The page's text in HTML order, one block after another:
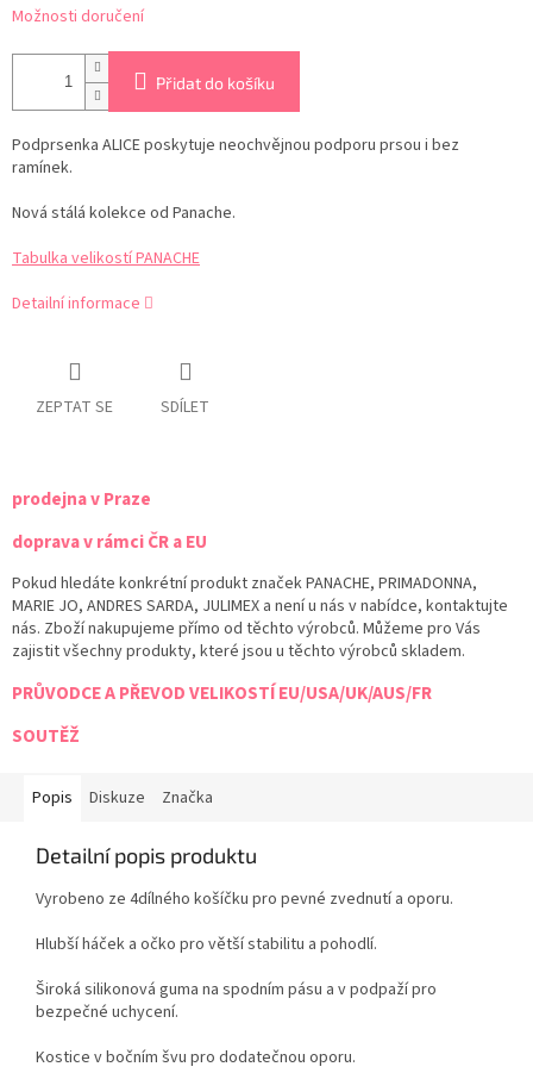
Možnosti doručení
Přidat do košíku
Podprsenka ALICE poskytuje neochvějnou podporu prsou i bez
ramínek.
Nová stálá kolekce od Panache.
Tabulka velikostí PANACHE
Detailní informace
ZEPTAT SE SDÍLET
prodejna v Praze
doprava v rámci ČR a EU
Pokud hledáte konkrétní produkt značek PANACHE, PRIMADONNA,
MARIE JO, ANDRES SARDA, JULIMEX a není u nás v nabídce, kontaktujte
nás. Zboží nakupujeme přímo od těchto výrobců. Můžeme pro Vás
zajistit všechny produkty, které jsou u těchto výrobců skladem.
PRŮVODCE A PŘEVOD VELIKOSTÍ EU/USA/UK/AUS/FR
SOUTĚŽ
Popis Diskuze Značka
Detailní popis produktu
Vyrobeno ze 4dílného košíčku pro pevné zvednutí a oporu.
Hlubší háček a očko pro větší stabilitu a pohodlí.
Široká silikonová guma na spodním pásu a v podpaží pro
bezpečné uchycení.
Kostice v bočním švu pro dodatečnou oporu.